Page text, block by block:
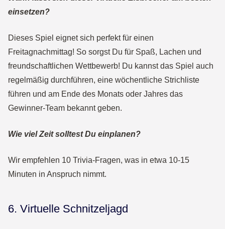
einsetzen?
Dieses Spiel eignet sich perfekt für einen
Freitagnachmittag! So sorgst Du für Spaß, Lachen und
freundschaftlichen Wettbewerb! Du kannst das Spiel auch
regelmäßig durchführen, eine wöchentliche Strichliste
führen und am Ende des Monats oder Jahres das
Gewinner-Team bekannt geben.
Wie viel Zeit solltest Du einplanen?
Wir empfehlen 10 Trivia-Fragen, was in etwa 10-15
Minuten in Anspruch nimmt.
6. Virtuelle Schnitzeljagd